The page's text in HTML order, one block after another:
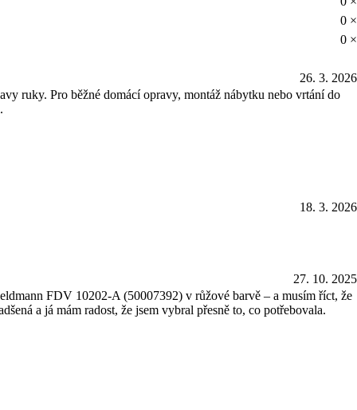
0 ×
0 ×
26. 3. 2026
ruky. Pro běžné domácí opravy, montáž nábytku nebo vrtání do
18. 3. 2026
27. 10. 2025
FDV 10202-A (50007392) v růžové barvě – a musím říct, že
a já mám radost, že jsem vybral přesně to, co potřebovala.